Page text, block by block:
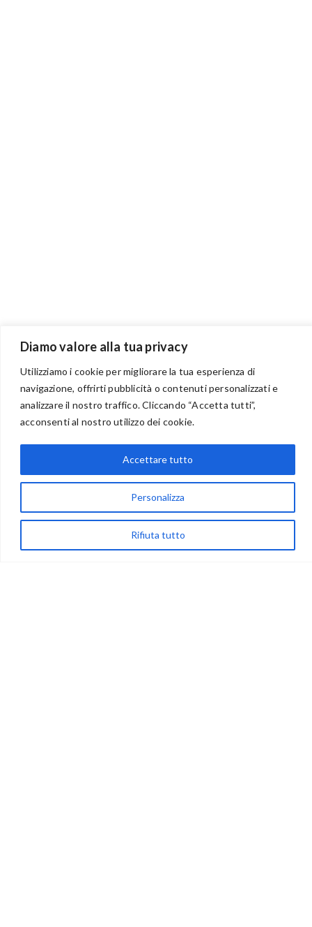
Diamo valore alla tua privacy
Utilizziamo i cookie per migliorare la tua esperienza di
navigazione, offrirti pubblicità o contenuti personalizzati e
analizzare il nostro traffico. Cliccando “Accetta tutti”,
acconsenti al nostro utilizzo dei cookie.
Personalizza
Rifiuta tutto
Accettare tutto
BENVENUTI NEL PORTALE RIVENDITORI
via Acqua delle Noci 12
83024 Monteforte Irpino (AV)
(+39) 081-7777233
info@ideepercreare.it